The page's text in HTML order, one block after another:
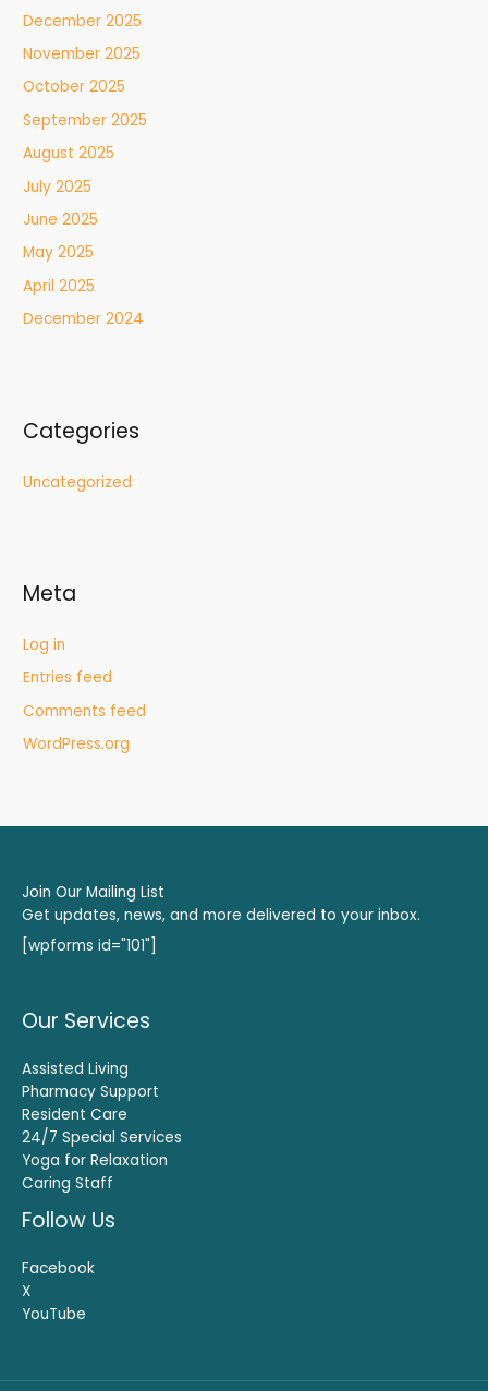
December 2025
November 2025
October 2025
September 2025
August 2025
July 2025
June 2025
May 2025
April 2025
December 2024
Categories
Uncategorized
Meta
Log in
Entries feed
Comments feed
WordPress.org
Join Our Mailing List
Get updates, news, and more delivered to your inbox.
[wpforms id="101"]
Our Services
Assisted Living
Pharmacy Support
Resident Care
24/7 Special Services
Yoga for Relaxation
Caring Staff
Follow Us
Facebook
X
YouTube